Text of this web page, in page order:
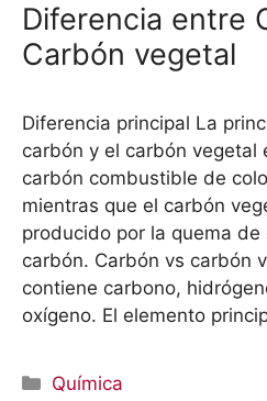
Diferencia entre
Carbón vegetal
Diferencia principal La
carbón y el carbón vegetal
carbón combustible de
mientras que el carbón
producido por la quema
carbón. Carbón vs carbón
contiene carbono,
oxígeno. El elemento
Categorías
Química